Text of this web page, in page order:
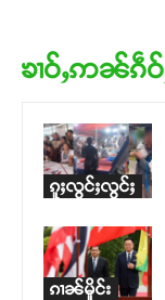
ၶၢဝ်ႇဢၼ်ၵဵဝ်
ၵူႈလွင်ႈလွင်ႈ
ၵၢၼ်မိူင်း